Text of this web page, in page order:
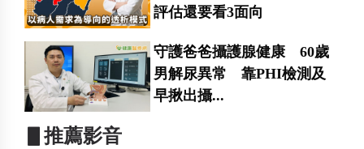
評估還要看3面向
守護爸爸攝護腺健康 60歲
男解尿異常 靠PHI檢測及
早揪出攝...
▋推薦影音